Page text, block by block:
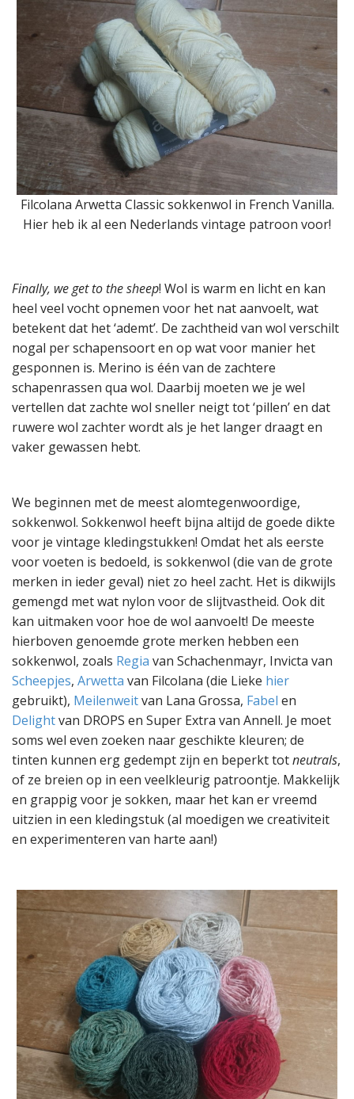
Filcolana Arwetta Classic sokkenwol in French Vanilla.
Hier heb ik al een Nederlands vintage patroon voor!
Finally, we get to the sheep! Wol is warm en licht en kan
heel veel vocht opnemen voor het nat aanvoelt, wat
betekent dat het ‘ademt’. De zachtheid van wol verschilt
nogal per schapensoort en op wat voor manier het
gesponnen is. Merino is één van de zachtere
schapenrassen qua wol. Daarbij moeten we je wel
vertellen dat zachte wol sneller neigt tot ‘pillen’ en dat
ruwere wol zachter wordt als je het langer draagt en
vaker gewassen hebt.
We beginnen met de meest alomtegenwoordige,
sokkenwol. Sokkenwol heeft bijna altijd de goede dikte
voor je vintage kledingstukken! Omdat het als eerste
voor voeten is bedoeld, is sokkenwol (die van de grote
merken in ieder geval) niet zo heel zacht. Het is dikwijls
gemengd met wat nylon voor de slijtvastheid. Ook dit
kan uitmaken voor hoe de wol aanvoelt! De meeste
hierboven genoemde grote merken hebben een
sokkenwol, zoals Regia van Schachenmayr, Invicta van
Scheepjes, Arwetta van Filcolana (die Lieke hier
gebruikt), Meilenweitvan Lana Grossa, Fabel en
Delightvan DROPS en Super Extra van Annell. Je moet
soms wel even zoeken naar geschikte kleuren; de
tinten kunnen erg gedempt zijn en beperkt totneutrals,
of ze breien op in een veelkleurig patroontje. Makkelijk
en grappig voor je sokken, maar het kan er vreemd
uitzien in een kledingstuk (al moedigen we creativiteit
en experimenteren van harte aan!)